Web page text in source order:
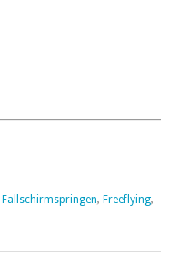
Fallschirmspringen, Freeflying,